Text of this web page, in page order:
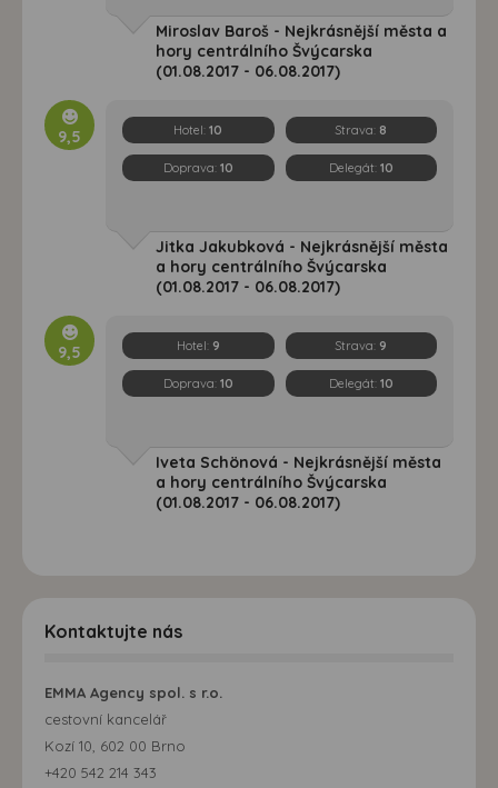
Miroslav Baroš - Nejkrásnější města a
hory centrálního Švýcarska
(01.08.2017 - 06.08.2017)
9,5 Hotel:10 Strava: 8
Doprava: 10 Delegát: 10
Jitka Jakubková - Nejkrásnější města
a hory centrálního Švýcarska
(01.08.2017 - 06.08.2017)
9,5 Hotel: 9 Strava: 9
Doprava: 10 Delegát: 10
Iveta Schönová - Nejkrásnější města
a hory centrálního Švýcarska
(01.08.2017 - 06.08.2017)
Kontaktujte nás
EMMA Agency spol. s r.o.
cestovní kancelář
Kozí 10, 602 00 Brno
+420 542 214 343